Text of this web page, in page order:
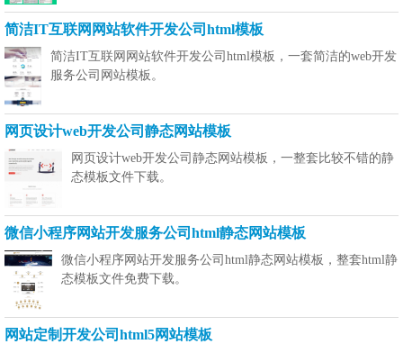
简洁IT互联网网站软件开发公司html模板
简洁IT互联网网站软件开发公司html模板，一套简洁的web开发
服务公司网站模板。
网页设计web开发公司静态网站模板
网页设计web开发公司静态网站模板，一整套比较不错的静
态模板文件下载。
微信小程序网站开发服务公司html静态网站模板
微信小程序网站开发服务公司html静态网站模板，整套html静
态模板文件免费下载。
网站定制开发公司html5网站模板